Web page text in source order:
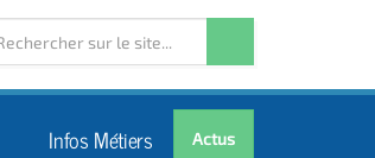
Actus
Infos Métiers